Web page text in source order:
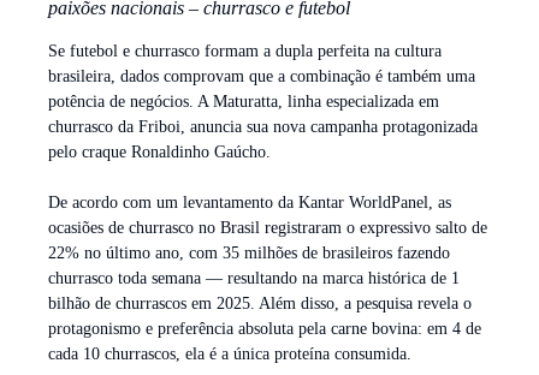
paixões nacionais – churrasco e futebol
Se futebol e churrasco formam a dupla perfeita na cultura
brasileira, dados comprovam que a combinação é também uma
potência de negócios. A Maturatta, linha especializada em
churrasco da Friboi, anuncia sua nova campanha protagonizada
pelo craque Ronaldinho Gaúcho.
De acordo com um levantamento da Kantar WorldPanel, as
ocasiões de churrasco no Brasil registraram o expressivo salto de
22% no último ano, com 35 milhões de brasileiros fazendo
churrasco toda semana — resultando na marca histórica de 1
bilhão de churrascos em 2025. Além disso, a pesquisa revela o
protagonismo e preferência absoluta pela carne bovina: em 4 de
cada 10 churrascos, ela é a única proteína consumida.